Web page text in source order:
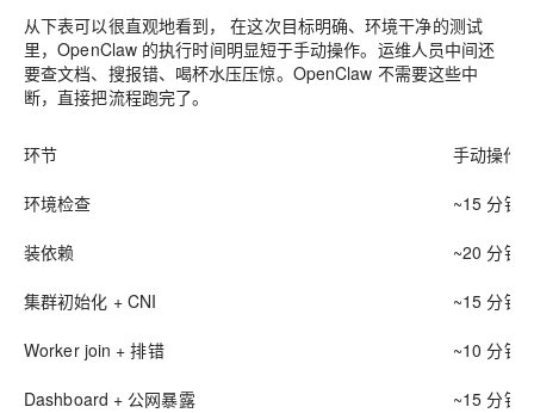
从下表可以很直观地看到， 在这次目标明确、环境干净的测试
里，OpenClaw 的执行时间明显短于手动操作。运维人员中间还
要查文档、搜报错、喝杯水压压惊。OpenClaw 不需要这些中
断，直接把流程跑完了。
环节 手动操作
环境检查 ~15 分钟
装依赖 ~20 分钟
集群初始化 + CNI ~15 分钟
Worker join + 排错 ~10 分钟
Dashboard + 公网暴露 ~15 分钟